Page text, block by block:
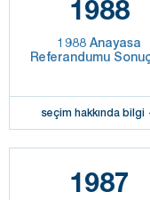
1988
1988 Anayasa
Referandumu
seçim hakkında bilgi
1987